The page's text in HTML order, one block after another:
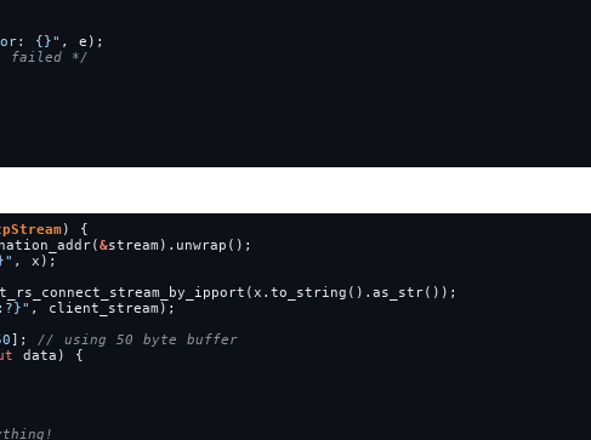
{}" ,
e);
failed
*/
)
{
&stream).unwrap();
" ,
x);
" ,
client_stream);
];
// using 50 byte buffer
data)
{